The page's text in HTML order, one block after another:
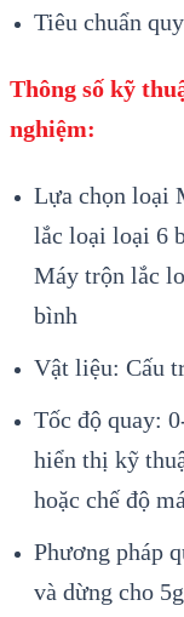
Tiêu chuẩn
Thông số kỹ
nghiệm:
Lựa chọn loại
lắc loại loại 6
Máy trộn lắc
bình
Vật liệu: Cấu
Tốc độ quay:
hiển thị kỹ
hoặc chế độ
Phương pháp
và dừng cho